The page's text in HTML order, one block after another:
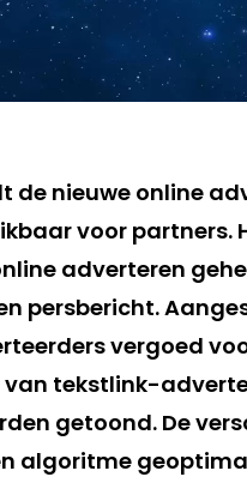
de nieuwe online
voor partners.
adverteren
persbericht.
vergoed
van tekstlink-
getoond. De
algoritme